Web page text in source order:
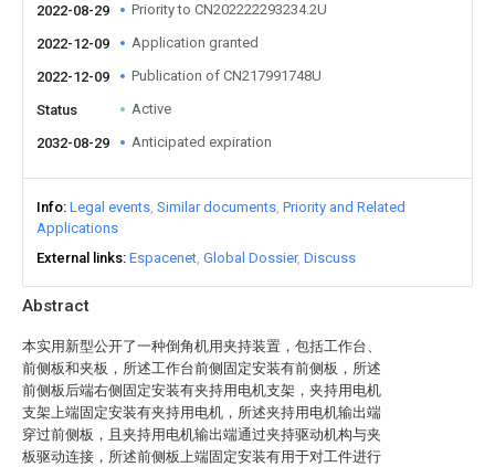
Abstract
本实用新型公开了一种倒角机用夹持装置，包括工作台、
前侧板和夹板，所述工作台前侧固定安装有前侧板，所述
前侧板后端右侧固定安装有夹持用电机支架，夹持用电机
支架上端固定安装有夹持用电机，所述夹持用电机输出端
穿过前侧板，且夹持用电机输出端通过夹持驱动机构与夹
板驱动连接，所述前侧板上端固定安装有用于对工件进行
2022-08-29
Priority to CN202222293234.2U
2022-12-09 Application granted
2022-12-09 Publication of CN217991748U
Status Active
2032-08-29 Anticipated expiration
Info Legal events Similar documents Priority and Related
Applications
External links Espacenet Global Dossier Discuss